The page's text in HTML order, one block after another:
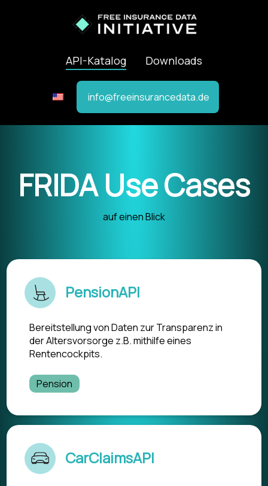
API-Katalog Downloads
info@freeinsurancedata.de
FRIDA Use Cases
auf einen Blick
PensionAPI
Bereitstellung von Daten zur Transparenz in
der Altersvorsorge z.B. mithilfe eines
Rentencockpits.
Pension
CarClaimsAPI